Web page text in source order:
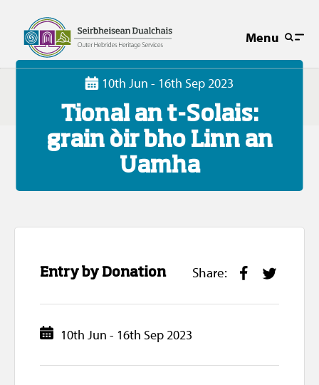
Menu
10th Jun - 16th Sep 2023
Tional an t-Solais:
grain òir bho Linn an
Uamha
Entry by Donation Share:
c
o
T
i
e
D
10th Jun - 16th Sep 2023